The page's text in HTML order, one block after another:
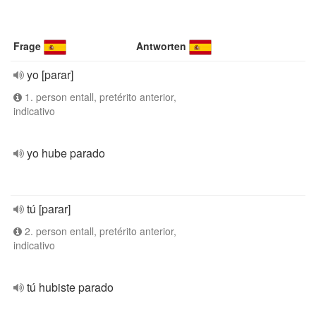
Frage Antworten
yo [parar]
1. person entall, pretérito anterior,
indicativo
yo hube parado
tú [parar]
2. person entall, pretérito anterior,
indicativo
tú hubiste parado